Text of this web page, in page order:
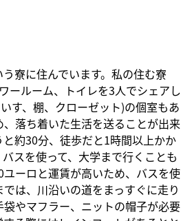
寮に住んでいます。私の住む寮
ールーム、トイレを3人でシェアし
す、棚、クローゼット)の個室もあ
落ち着いた生活を送ることが出来
約30分、徒歩だと1時間以上かか
スを使って、大学まで行くことも
ーロと運賃が高いため、バスを使
は、川沿いの道をまっすぐに走り
やマフラー、ニットの帽子が必要